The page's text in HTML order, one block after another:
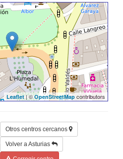
Leaflet| ©OpenStreetMap contributors
Otros centros cercanos
Volver a Asturias